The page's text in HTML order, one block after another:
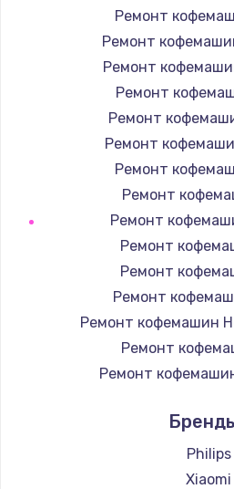
Ремонт
Ремонт
Ремонт
Ремонт
Ремонт
Ремонт
Ремонт
Ремонт
Ремонт
Ремонт
Ремонт
Ремонт
Ремонт кофемашин
Ремонт
Ремонт
Ремонт
Ремонт
Ремонт
Philips
Xiaomi